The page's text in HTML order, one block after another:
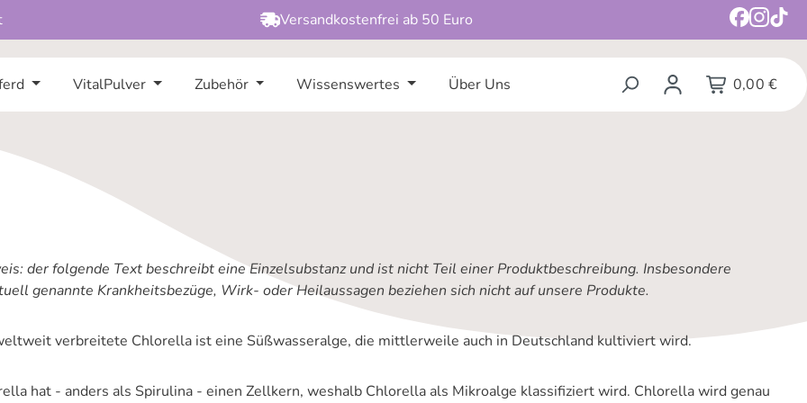
Versandkostenfrei ab 50 Euro
VitalPulver Zubehör Wissenswertes Über Uns 0,00 €
der folgende Text beschreibt eine Einzelsubstanz und ist nicht Teil einer Produktbeschreibung. Insbesondere
genannte Krankheitsbezüge, Wirk- oder Heilaussagen beziehen sich nicht auf unsere Produkte.
verbreitete Chlorella ist eine Süßwasseralge, die mittlerweile auch in Deutschland kultiviert wird.
hat - anders als Spirulina - einen Zellkern, weshalb Chlorella als Mikroalge klassifiziert wird. Chlorella wird genau